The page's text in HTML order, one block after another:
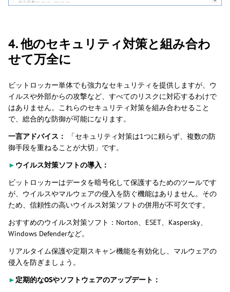
4. 他のセキュリティ対策と組み合わ
せて万全に
ビットロッカー単体でも強力なセキュリティを提供しますが、ウ
イルスや外部からの攻撃など、すべてのリスクに対応するわけで
はありません。これらのセキュリティ対策を組み合わせること
で、総合的な防御が可能になります。
一言アドバイス：
「セキュリティ対策は1つに頼らず、複数の防
御手段を重ねることが大切」です。
► ウイルス対策ソフトの導入：
ビットロッカーはデータを暗号化して保護するためのツールです
が、ウイルスやマルウェアの侵入を防ぐ機能はありません。その
ため、信頼性の高いウイルス対策ソフトの併用が不可欠です。
おすすめのウイルス対策ソフト：Norton、ESET、Kaspersky、
Windows Defenderなど。
リアルタイム保護や定期スキャン機能を有効化し、マルウェアの
侵入を防ぎましょう。
► 定期的なOSやソフトウェアのアップデート：